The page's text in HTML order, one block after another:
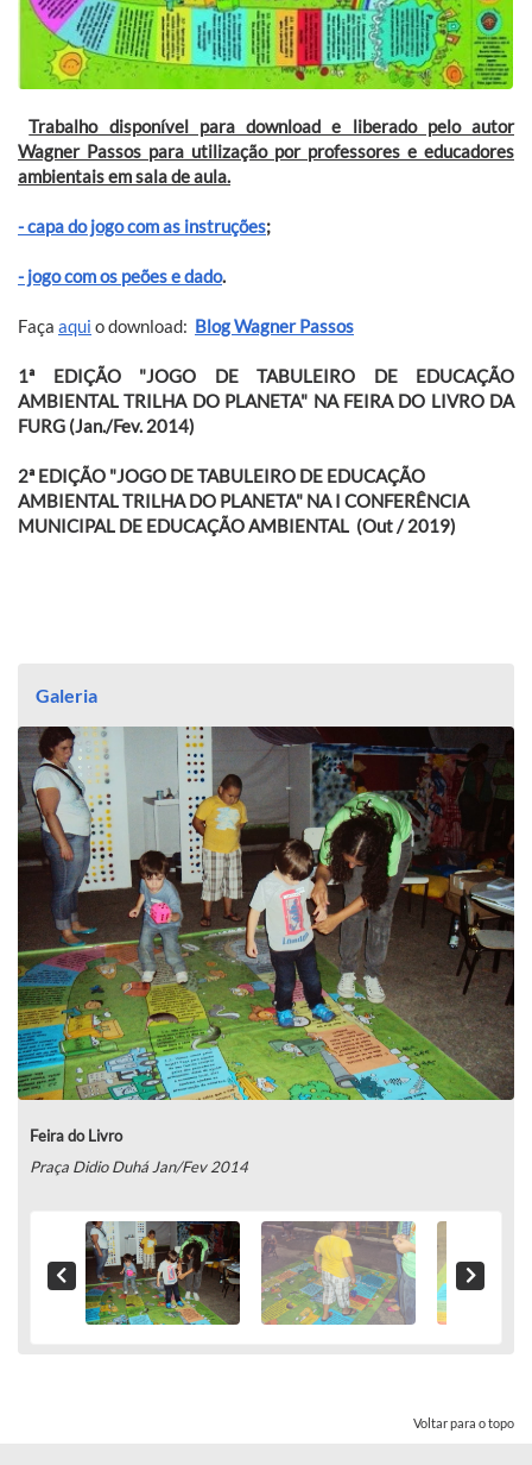
Trabalho disponível para download e liberado pelo autor
Wagner Passos para utilização por professores e educadores
ambientais em sala de aula.
- capa do jogo com as instruções;
- jogo com os peões e dado.
Faça aqui o download: Blog Wagner Passos
1ª EDIÇÃO "JOGO DE TABULEIRO DE EDUCAÇÃO
AMBIENTAL TRILHA DO PLANETA" NA FEIRA DO LIVRO DA
FURG (Jan./Fev. 2014)
2ª EDIÇÃO "JOGO DE TABULEIRO DE EDUCAÇÃO
AMBIENTAL TRILHA DO PLANETA" NAI CONFERÊNCIA
MUNICIPAL DE EDUCAÇÃO AMBIENTAL (Out / 2019)
Galeria
Feira do Livro
Praça Didio Duhá Jan/Fev 2014
Voltar para o topo